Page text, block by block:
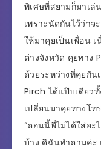
พิเศษที่สยามก็มาเล่
เพราะนัดกันไว้ว่าจ
ให้มาคุยเป็นเพื่อน
ต่างจังหวัด คุยทาง
ด้วยระหว่างที่คุยกั
Pirch ได้แป๊บเดียว
เปลี่ยนมาคุยทางโ
“ตอนนี้พี่ไม่ได้ใส่อะ
บ้าง ดิฉันทำตามค่ะ